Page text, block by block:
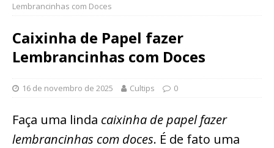
Lembrancinhas com Doces
Caixinha de Papel fazer
Lembrancinhas com Doces
16 de novembro de 2025 Cultips 0
Faça uma linda caixinha de papel fazer
lembrancinhas com doces. É de fato uma